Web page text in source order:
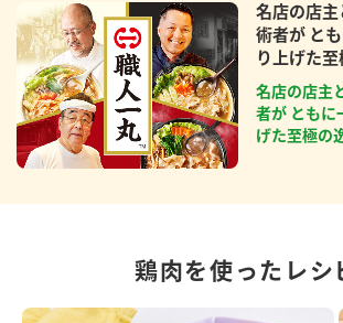
名店の店
術者が と
り上げた至
名店の店主
者が ともに
げた至極の
鶏肉を使ったレシ